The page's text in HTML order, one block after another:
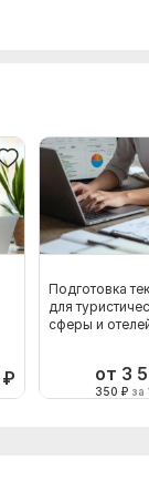
₽
Подготовка
для
сферы и
от 3
350 ₽ за